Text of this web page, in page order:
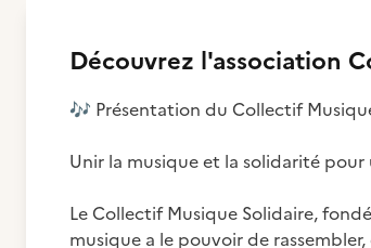
Découvrez l'association
🎶 Présentation du Collectif
Unir la musique et la solidarité
Le Collectif Musique Solidaire,